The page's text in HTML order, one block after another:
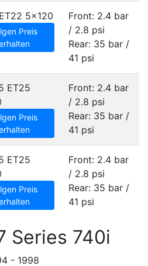
5x120
Preis
Front: 2.4 bar
/ 2.8 psi
Rear: 35 bar /
41 psi
ET25
Preis
Front: 2.4 bar
/ 2.8 psi
Rear: 35 bar /
41 psi
ET25
Preis
Front: 2.4 bar
/ 2.8 psi
Rear: 35 bar /
41 psi
Series 740i
- 1998